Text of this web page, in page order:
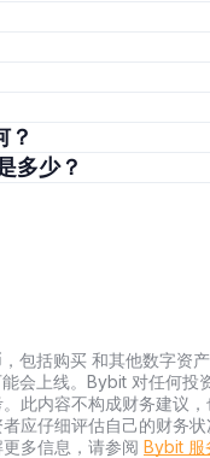
？
多少？
包括购买 和其他数字资
会上线。Bybit 对任何投
此内容不构成财务建议
应仔细评估自己的财务
多信息，请参阅 Bybit 服